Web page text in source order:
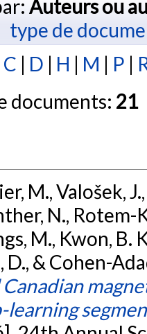
Auteurs ou
type de
C | D | H | M | P |
documents: 21
M., Valošek,
N., Rotem-
M., Kwon, B.
D., & Cohen-
learning